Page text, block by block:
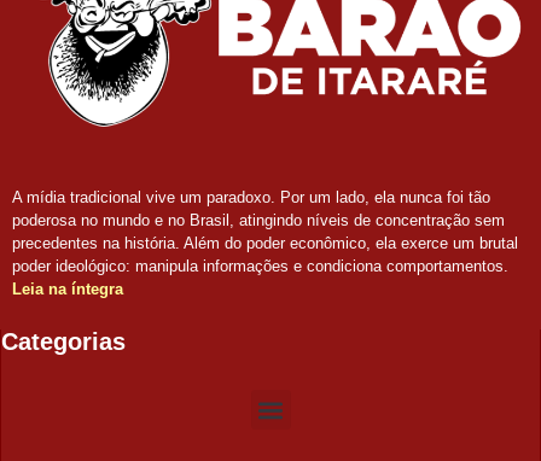
A mídia tradicional vive um paradoxo. Por um lado, ela nunca foi tão
poderosa no mundo e no Brasil, atingindo níveis de concentração sem
precedentes na história. Além do poder econômico, ela exerce um brutal
poder ideológico: manipula informações e condiciona comportamentos.
Leia na íntegra
Categorias